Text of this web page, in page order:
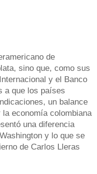
de
sino que, como sus
y el Banco
a que los países
un balance
economía colombiana
una diferencia
y lo que se
de Carlos Lleras